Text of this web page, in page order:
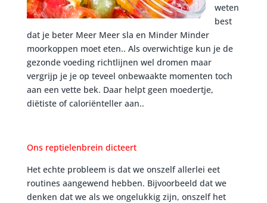
weten
best
dat je beter Meer Meer sla en Minder Minder
moorkoppen moet eten.. Als overwichtige kun je de
gezonde voeding richtlijnen wel dromen maar
vergrijp je je op teveel onbewaakte momenten toch
aan een vette bek. Daar helpt geen moedertje,
diëtiste of caloriënteller aan..
Ons reptielenbrein dicteert
Het echte probleem is dat we onszelf allerlei eet
routines aangewend hebben. Bijvoorbeeld dat we
denken dat we als we ongelukkig zijn, onszelf het